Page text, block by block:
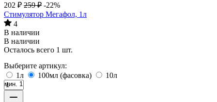
202 ₽ 259 ₽ -22%
Стимулятор Мегафол, 1л
4
В наличии
В наличии
Осталось всего 1 шт.
Выберите артикул:
1л
100мл (фасовка) 10л
мин. 1